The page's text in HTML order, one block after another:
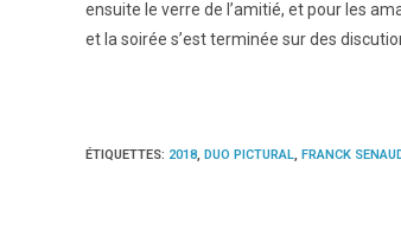
ensuite le verre de l’amitié, et pour les
et la soirée s’est terminée sur des
ÉTIQUETTES: 2018, DUO PICTURAL, FRANCK